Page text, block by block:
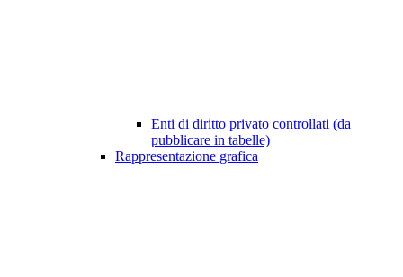
Enti di diritto privato controllati (da
pubblicare in tabelle)
Rappresentazione grafica